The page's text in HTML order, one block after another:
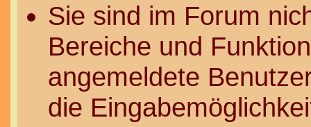
Sie sind im Forum
Bereiche und
angemeldete
die